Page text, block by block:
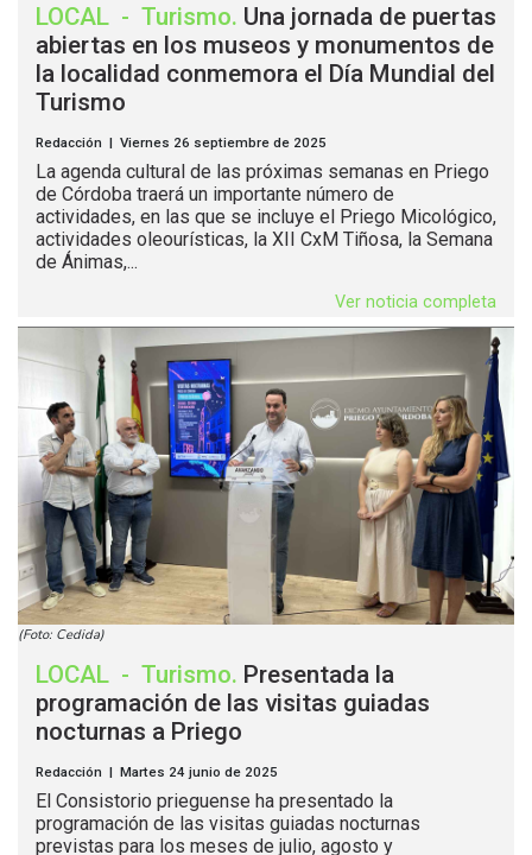
LOCAL - Turismo. Una jornada de puertas
abiertas en los museos y monumentos de
la localidad conmemora el Día Mundial del
Turismo
Redacción | Viernes 26 septiembre de 2025
La agenda cultural de las próximas semanas en Priego
de Córdoba traerá un importante número de
actividades, en las que se incluye el Priego Micológico,
actividades oleourísticas, la XII CxM Tiñosa, la Semana
de Ánimas,...
Ver noticia completa
(Foto: Cedida)
LOCAL - Turismo. Presentada la
programación de las visitas guiadas
nocturnas a Priego
Redacción | Martes 24 junio de 2025
El Consistorio prieguense ha presentado la
programación de las visitas guiadas nocturnas
previstas para los meses de julio, agosto y